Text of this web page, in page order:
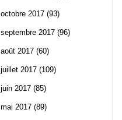
octobre 2017 (93)
septembre 2017 (96)
août 2017 (60)
juillet 2017 (109)
juin 2017 (85)
mai 2017 (89)